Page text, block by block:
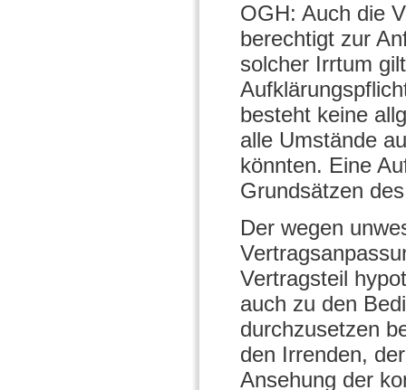
OGH: Auch die
berechtigt zur
solcher Irrtum
besteht keine
alle Umstände
könnten. Eine
Grundsätzen
Der wegen
Vertragsteil
auch zu den
durchzusetzen
den Irrenden,
Ansehung der